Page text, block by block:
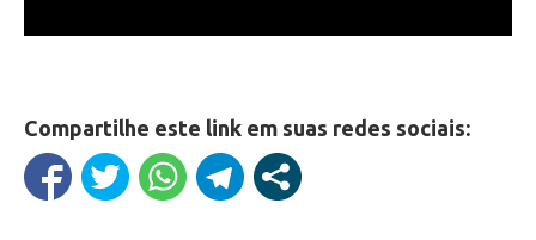
Compartilhe este link em suas redes sociais: